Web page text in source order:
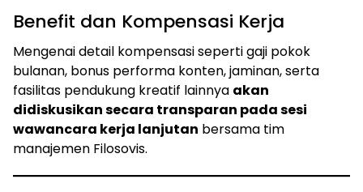
Benefit dan Kompensasi Kerja
Mengenai detail kompensasi seperti gaji pokok
bulanan, bonus performa konten, jaminan, serta
fasilitas pendukung kreatif lainnya akan
didiskusikan secara transparan pada sesi
wawancara kerja lanjutan bersama tim
manajemen Filosovis.